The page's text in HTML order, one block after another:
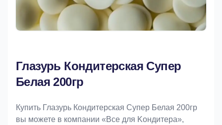
Глазурь Кондитерская Супер
Белая 200гр
Купить Глазурь Кондитерская Супер Белая 200гр
вы можете в компании «Bce для Koндитeрa»,